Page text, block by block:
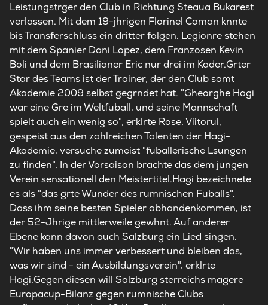
Leistungstrger den Club in Richtung Steaua Bukarest
verlassen. Mit dem 19-jhrigen Florinel Coman knnte
bis Transferschluss ein dritter folgen. Legionre stehen
mit dem Spanier Dani Lopez, dem Franzosen Kevin
Boli und dem Brasilianer Eric nur drei im Kader.Grter
Star des Teams ist der Trainer, der den Club samt
Akademie 2009 selbst gegrndet hat. "Gheorghe Hagi
war eine Gre im Weltfuball, und seine Mannschaft
spielt auch ein wenig so", erklrte Rose. Viitorul,
gespeist aus den zahlreichen Talenten der Hagi-
Akademie, versuche zumeist "fuballerische Lsungen
zu finden". In der Vorsaison brachte das dem jungen
Verein sensationell den Meistertitel.Hagi bezeichnete
es als "das grte Wunder des rumnischen Fuballs".
Dass ihm seine besten Spieler abhandenkommen, ist
der 52-Jhrige mittlerweile gewhnt. Auf anderer
Ebene kann davon auch Salzburg ein Lied singen.
"Wir haben uns immer verbessert und bleiben das,
was wir sind - ein Ausbildungsverein", erklrte
Hagi.Gegen diesen will Salzburg sterreichs magere
Europacup-Bilanz gegen rumnische Clubs